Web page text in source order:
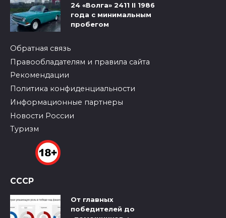
24 «Волга» 2411 II 1986
года с минимальным
пробегом
Обратная связь
Правообладателям и правила сайта
Рекомендации
Политика конфиденциальности
Информационные партнеры
Новости России
Туризм
СССР
От главных
победителей до